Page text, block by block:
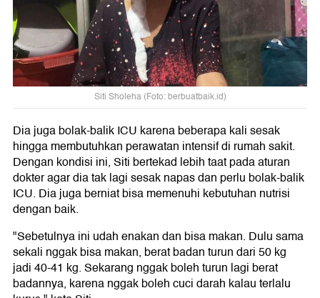
Siti Sholeha (Foto: berbuatbaik.id)
Dia juga bolak-balik ICU karena beberapa kali sesak
hingga membutuhkan perawatan intensif di rumah sakit.
Dengan kondisi ini, Siti bertekad lebih taat pada aturan
dokter agar dia tak lagi sesak napas dan perlu bolak-balik
ICU. Dia juga berniat bisa memenuhi kebutuhan nutrisi
dengan baik.
"Sebetulnya ini udah enakan dan bisa makan. Dulu sama
sekali nggak bisa makan, berat badan turun dari 50 kg
jadi 40-41 kg. Sekarang nggak boleh turun lagi berat
badannya, karena nggak boleh cuci darah kalau terlalu